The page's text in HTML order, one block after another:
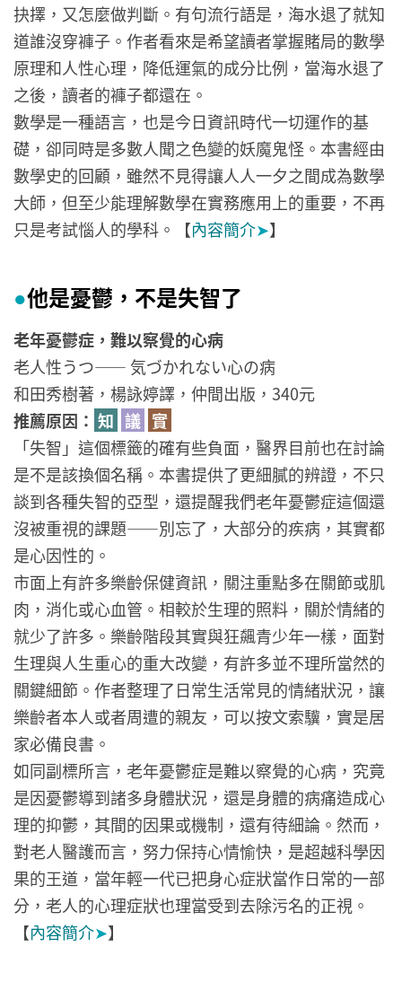
抉擇，又怎麼做判斷。有句流行語是，海水退了就知
道誰沒穿褲子。作者看來是希望讀者掌握賭局的數學
原理和人性心理，降低運氣的成分比例，當海水退了
之後，讀者的褲子都還在。
數學是一種語言，也是今日資訊時代一切運作的基
礎，卻同時是多數人聞之色變的妖魔鬼怪。本書經由
數學史的回顧，雖然不見得讓人人一夕之間成為數學
大師，但至少能理解數學在實務應用上的重要，不再
只是考試惱人的學科。【內容簡介➤】
●他是憂鬱，不是失智了
老年憂鬱症，難以察覺的心病
老人性うつ—— 気づかれない心の病
和田秀樹著，楊詠婷譯，仲間出版，340元
推薦原因： 知 議 實
「失智」這個標籤的確有些負面，醫界目前也在討論
是不是該換個名稱。本書提供了更細膩的辨證，不只
談到各種失智的亞型，還提醒我們老年憂鬱症這個還
沒被重視的課題——別忘了，大部分的疾病，其實都
是心因性的。
市面上有許多樂齡保健資訊，關注重點多在關節或肌
肉，消化或心血管。相較於生理的照料，關於情緒的
就少了許多。樂齡階段其實與狂飆青少年一樣，面對
生理與人生重心的重大改變，有許多並不理所當然的
關鍵細節。作者整理了日常生活常見的情緒狀況，讓
樂齡者本人或者周遭的親友，可以按文索驥，實是居
家必備良書。
如同副標所言，老年憂鬱症是難以察覺的心病，究竟
是因憂鬱導到諸多身體狀況，還是身體的病痛造成心
理的抑鬱，其間的因果或機制，還有待細論。然而，
對老人醫護而言，努力保持心情愉快，是超越科學因
果的王道，當年輕一代已把身心症狀當作日常的一部
分，老人的心理症狀也理當受到去除污名的正視。
【內容簡介➤】